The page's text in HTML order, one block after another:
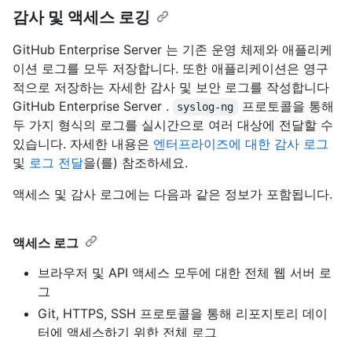
감사 및 액세스 로깅
GitHub Enterprise Server 는 기존 운영 체제와 애플리케
이션 로그를 모두 저장합니다. 또한 애플리케이션은 영구
적으로 저장하는 자세한 감사 및 보안 로그를 작성합니다
GitHub Enterprise Server .
syslog-ng
프로토콜을 통해
두 가지 형식의 로그를 실시간으로 여러 대상에 전달할 수
있습니다. 자세한 내용은 엔터프라이즈에 대한 감사 로그
및 로그 전달을(를) 참조하세요.
액세스 및 감사 로그에는 다음과 같은 정보가 포함됩니다.
액세스 로그
브라우저 및 API 액세스 모두에 대한 전체 웹 서버 로
그
Git, HTTPS, SSH 프로토콜을 통해 리포지토리 데이
터에 액세스하기 위한 전체 로그